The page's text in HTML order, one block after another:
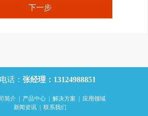
下一步
话： 张经理：13124988851
简介 产品中心 解决方案
应用领域
新闻资讯
联系我们